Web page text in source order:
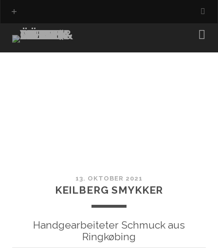
13. OKTOBER 2021
KEILBERG SMYKKER
Handgearbeiteter Schmuck aus
Ringkøbing